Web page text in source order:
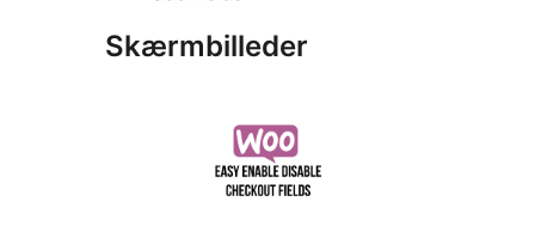
Skærmbilleder